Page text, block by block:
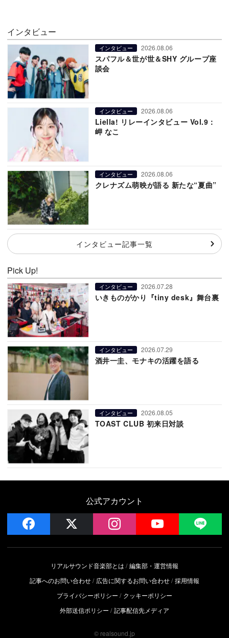
インタビュー
インタビュー 2026.08.06
スパフル＆世が世＆SHY グループ座
談会
インタビュー 2026.08.06
Liella! リレーインタビュー Vol.9：
岬 なこ
インタビュー 2026.08.06
クレナズム萌映が語る 新たな“夏曲”
インタビュー記事一覧
Pick Up!
インタビュー 2026.07.28
いきものがかり『tiny desk』舞台裏
インタビュー 2026.07.29
酒井一圭、モナキの活躍を語る
インタビュー 2026.08.05
TOAST CLUB 初来日対談
公式アカウント
facebook instagram YouTube
リアルサウンド音楽部とは
編集部・運営情報
記事へのお問い合わせ
広告に関するお問い合わせ 採用情報
プライバシーポリシー
クッキーポリシー
外部送信ポリシー
記事配信先メディア
© realsound.jp